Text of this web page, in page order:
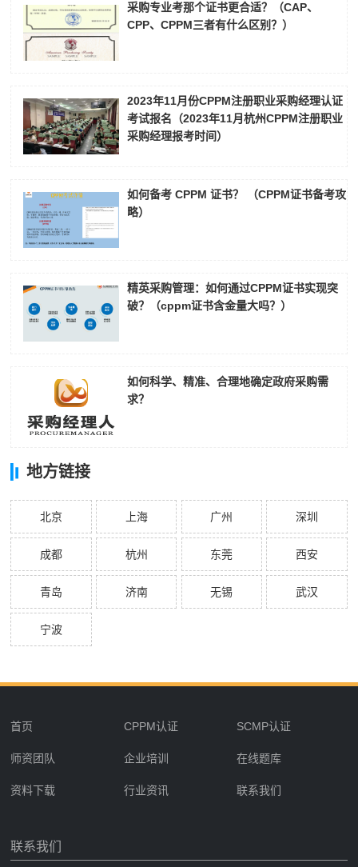
采购专业考那个证书更合适？（CAP、
CPP、CPPM三者有什么区别？）
2023年11月份CPPM注册职业采购经理认证
考试报名（2023年11月杭州CPPM注册职业
采购经理报考时间）
如何备考 CPPM 证书？ （CPPM证书备考攻
略）
精英采购管理：如何通过CPPM证书实现突
破？（cppm证书含金量大吗？）
如何科学、精准、合理地确定政府采购需
求？
地方链接
北京 上海 广州 深圳
成都 杭州 东莞 西安
青岛 济南 无锡 武汉
宁波
首页 CPPM认证 SCMP认证
师资团队 企业培训 在线题库
资料下载 行业资讯 联系我们
联系我们